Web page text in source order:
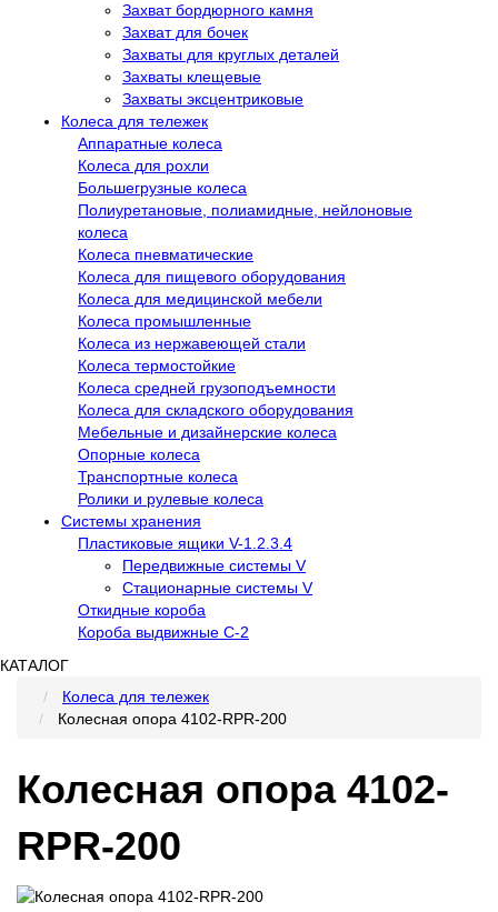
Захват бордюрного камня
Захват для бочек
Захваты для круглых деталей
Захваты клещевые
Захваты эксцентриковые
Колеса для тележек
Аппаратные колеса
Колеса для рохли
Большегрузные колеса
Полиуретановые, полиамидные, нейлоновые
колеса
Колеса пневматические
Колеса для пищевого оборудования
Колеса для медицинской мебели
Колеса промышленные
Колеса из нержавеющей стали
Колеса термостойкие
Колеса средней грузоподъемности
Колеса для складского оборудования
Мебельные и дизайнерские колеса
Опорные колеса
Транспортные колеса
Ролики и рулевые колеса
Системы хранения
Пластиковые ящики V-1.2.3.4
Передвижные системы V
Стационарные системы V
Откидные короба
Короба выдвижные С-2
КАТАЛОГ
Колеса для тележек
Колесная опора 4102-RPR-200
Колесная опора 4102-
RPR-200